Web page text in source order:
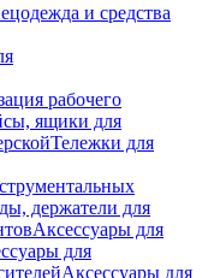
и средства
рабочего
ящики для
Тележки для
держатели для
Аксессуары для
для
Аксессуары для